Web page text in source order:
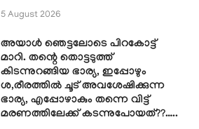
5 August 2026
അയാൾ ഞെട്ടലോടെ പിറകോട്ട്
മാറി. തന്റെ തൊട്ടടുത്ത്
കിടന്നുറങ്ങിയ ഭാര്യ, ഇപ്പോഴും
ശ,രീരത്തിൽ ചൂട് അവശേഷിക്കുന്ന
ഭാര്യ, എപ്പോഴാകും തന്നെ വിട്ട്
മരണത്തിലേക്ക് കടന്നുപോയത്??…..